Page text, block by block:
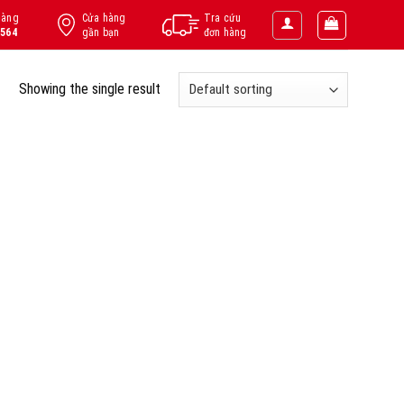
Cửa hàng
gần bạn
Tra cứu
đơn hàng
Showing the single result